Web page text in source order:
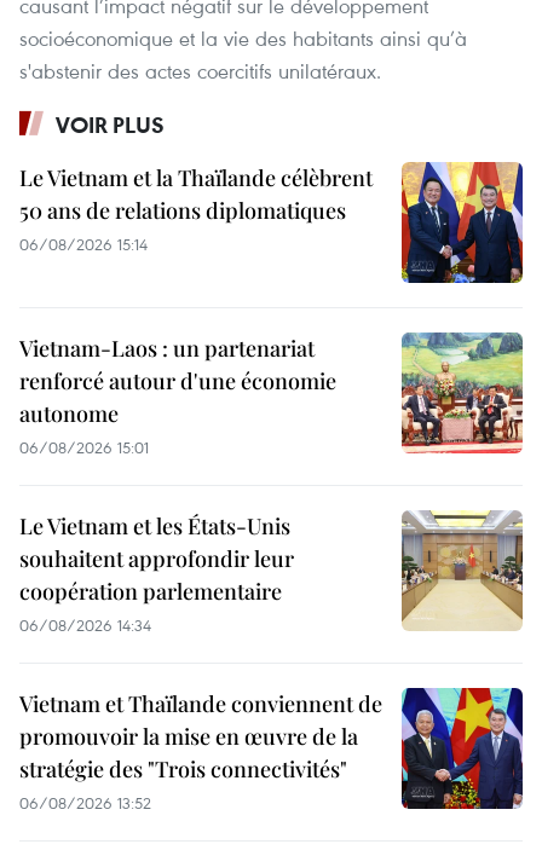
socioéconomique et la vie des habitants ainsi qu’à
s'abstenir des actes coercitifs unilatéraux.
VOIR PLUS
Le Vietnam et la Thaïlande célèbrent
50 ans de relations diplomatiques
06/08/2026 15:14
Vietnam-Laos : un partenariat
renforcé autour d'une économie
autonome
06/08/2026 15:01
Le Vietnam et les États-Unis
souhaitent approfondir leur
coopération parlementaire
06/08/2026 14:34
Vietnam et Thaïlande conviennent de
promouvoir la mise en œuvre de la
stratégie des "Trois connectivités"
06/08/2026 13:52